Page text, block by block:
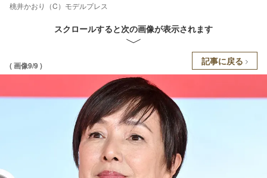
桃井かおり（C）モデルプレス
スクロールすると次の画像が表示されます
( 画像9/9 ) 記事に戻る